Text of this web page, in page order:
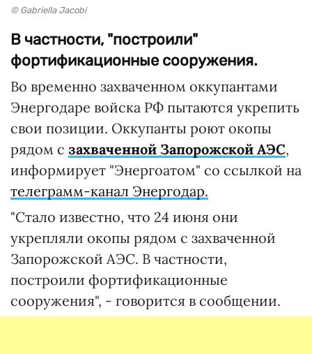
© Gabriella Jacobi
В частности, "построили"
фортификационные сооружения.
Во временно захваченном оккупантами
Энергодаре войска РФ пытаются укрепить
свои позиции. Оккупанты роют окопы
рядом с захваченной Запорожской АЭС,
информирует "Энергоатом" со ссылкой на
телеграмм-канал Энергодар.
"Стало известно, что 24 июня они
укрепляли окопы рядом с захваченной
Запорожской АЭС. В частности,
построили фортификационные
сооружения", - говорится в сообщении.